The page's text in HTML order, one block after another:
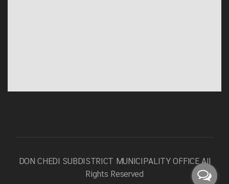
DON CHEDI SUBDISTRICT MUNICIPALITY OFFICEAll
Rights Reserved